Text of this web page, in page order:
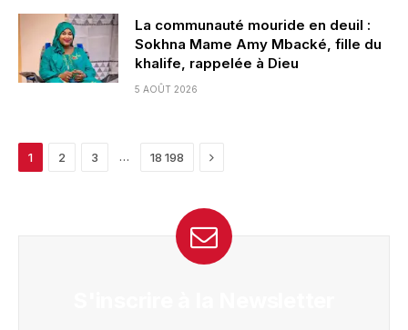
La communauté mouride en deuil :
Sokhna Mame Amy Mbacké, fille du
khalife, rappelée à Dieu
5 AOÛT 2026
1 2 3 … 18 198 Next